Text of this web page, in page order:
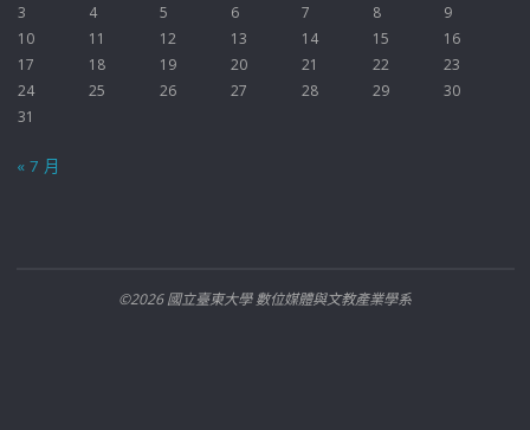
3
4 5 6 7 8
9
10
11 12 13 14 15
16
17
18 19 20 21 22
23
24
25 26 27 28 29
30
31
« 7 月
©2026 國立臺東大學 數位媒體與文教產業學系